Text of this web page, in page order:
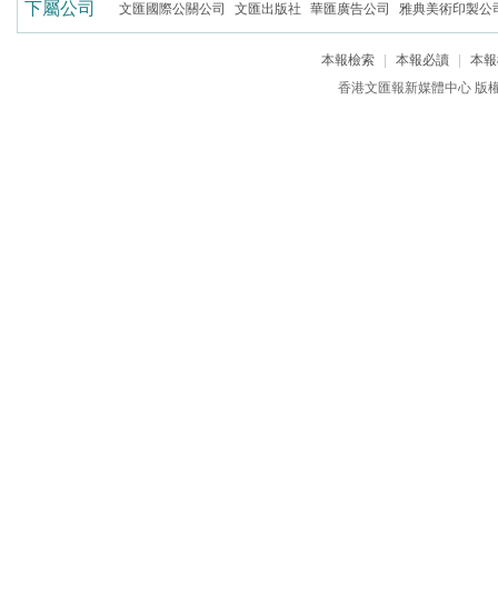
下屬公司 文匯國際公關公司 文匯出版社 華匯廣告公司 雅典美術印製公
本報檢索 本報必讀
本
香港文匯報新媒體中心 版